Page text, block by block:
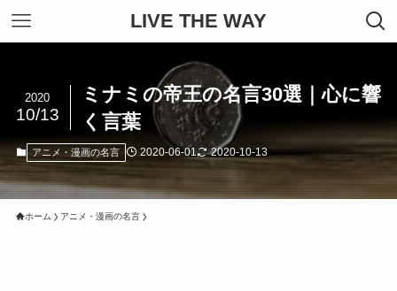
LIVE THE WAY
ミナミの帝王の名言30選｜心に響
く言葉
2020
10/13
アニメ・漫画の名言 2020-06-01 2020-10-13
ホーム アニメ・漫画の名言